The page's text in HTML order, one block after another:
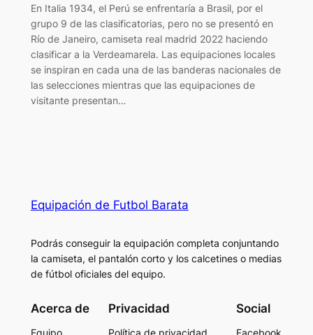
En Italia 1934, el Perú se enfrentaría a Brasil, por el
grupo 9 de las clasificatorias, pero no se presentó en
Río de Janeiro, camiseta real madrid 2022 haciendo
clasificar a la Verdeamarela. Las equipaciones locales
se inspiran en cada una de las banderas nacionales de
las selecciones mientras que las equipaciones de
visitante presentan…
Equipación de Futbol Barata
Podrás conseguir la equipación completa conjuntando
la camiseta, el pantalón corto y los calcetines o medias
de fútbol oficiales del equipo.
Acerca de Privacidad Social